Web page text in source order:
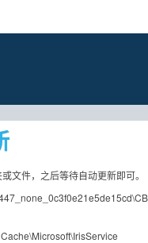
文件，之后等待自动更新即可。